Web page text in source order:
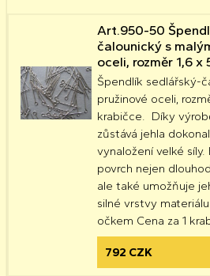
Art.950-50
čalounický s
oceli, rozměr 1,6 x
Špendlík sedlářský-
pružinové oceli,
krabičce. Díky
zůstává jehla
vynaložení velké síly.
povrch nejen
ale také umožňuje
silné vrstvy
očkem Cena za 1
792 CZK